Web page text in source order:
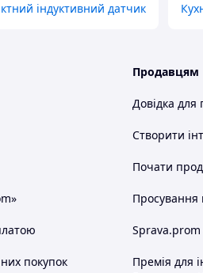
індуктивний датчик
покупок
Продавцям
Довідка для
Створити
Почати
Просування
Премія для